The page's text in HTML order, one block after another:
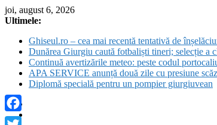
Skip
to
joi, august 6, 2026
Ultimele:
Ghiseul.ro – cea mai recentă tentativă de
Dunărea Giurgiu caută fotbaliști tineri; selecție a
Continuă avertizările meteo: peste codul
APA SERVICE anunță două zile cu presiune
Diplomă specială pentru un pompier giurgiuvean
Facebook